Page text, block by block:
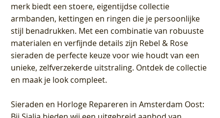
merk biedt een stoere, eigentijdse collectie
armbanden, kettingen en ringen die je persoonlijke
stijl benadrukken. Met een combinatie van robuuste
materialen en verfijnde details zijn Rebel & Rose
sieraden de perfecte keuze voor wie houdt van een
unieke, zelfverzekerde uitstraling. Ontdek de collectie
en maak je look compleet.
Sieraden en Horloge Repareren in Amsterdam Oost: